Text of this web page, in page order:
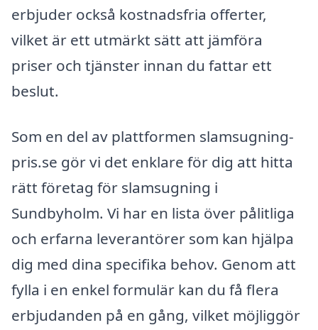
erbjuder också kostnadsfria offerter,
vilket är ett utmärkt sätt att jämföra
priser och tjänster innan du fattar ett
beslut.
Som en del av plattformen slamsugning-
pris.se gör vi det enklare för dig att hitta
rätt företag för slamsugning i
Sundbyholm. Vi har en lista över pålitliga
och erfarna leverantörer som kan hjälpa
dig med dina specifika behov. Genom att
fylla i en enkel formulär kan du få flera
erbjudanden på en gång, vilket möjliggör